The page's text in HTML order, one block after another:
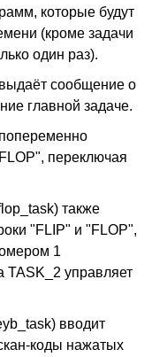
которые будут
(кроме задачи
один раз).
сообщение о
главной задаче.
переключая
также
"FLIP" и "FLOP",
1
TASK_2 управляет
вводит
коды нажатых